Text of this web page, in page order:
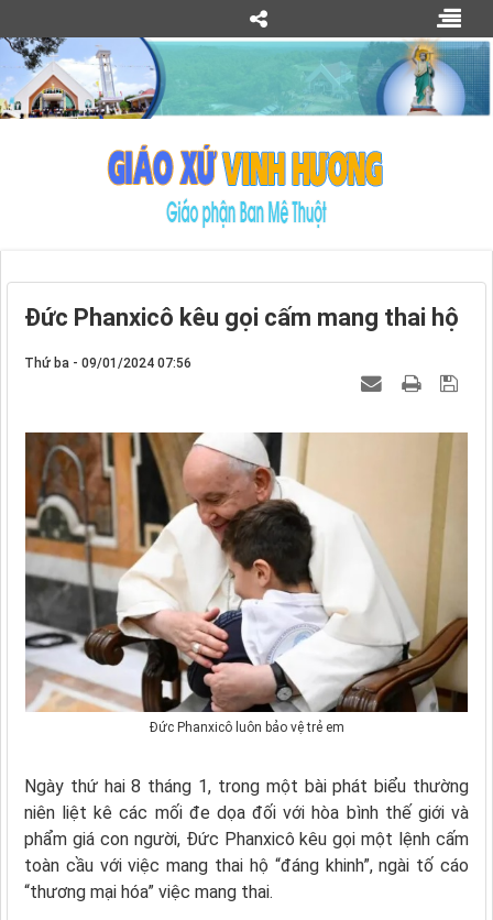
Đức Phanxicô kêu gọi cấm mang thai hộ
Thứ ba - 09/01/2024 07:56
Đức Phanxicô luôn bảo vệ trẻ em
Ngày thứ hai 8 tháng 1, trong một bài phát biểu thường
niên liệt kê các mối đe dọa đối với hòa bình thế giới và
phẩm giá con người, Đức Phanxicô kêu gọi một lệnh cấm
toàn cầu với việc mang thai hộ “đáng khinh”, ngài tố cáo
“thương mại hóa” việc mang thai.